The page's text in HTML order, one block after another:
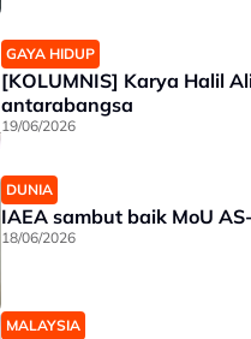
GAYA HIDUP
[KOLUMNIS] Karya Halil
antarabangsa
19/06/2026
DUNIA
IAEA sambut baik MoU
18/06/2026
MALAYSIA